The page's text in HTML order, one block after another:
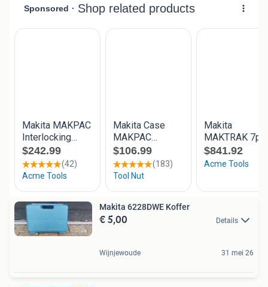
Makita 6228DWE Koffer
€ 5,00 Details
Wijnjewoude 31 mei 26